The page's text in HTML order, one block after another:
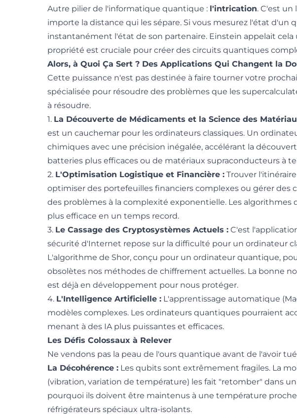
Autre pilier de l'informatique quantique : l'intrication. C'est
importe la distance qui les sépare. Si vous mesurez l'état d'un
instantanément l'état de son partenaire. Einstein appelait
propriété est cruciale pour créer des circuits quantiques
Alors, à Quoi Ça Sert ? Des Applications Qui Changent la
Cette puissance n'est pas destinée à faire tourner votre
spécialisée pour résoudre des problèmes que les
à résoudre.
1. La Découverte de Médicaments et la Science des
est un cauchemar pour les ordinateurs classiques. Un
chimiques avec une précision inégalée, accélérant la
batteries plus efficaces ou de matériaux supraconducteurs à
2. L'Optimisation Logistique et Financière : Trouver
optimiser des portefeuilles financiers complexes ou gérer
des problèmes à la complexité exponentielle. Les
plus efficace en un temps record.
3. Le Cassage des Cryptosystèmes Actuels : C'est
sécurité d'Internet repose sur la difficulté pour un ordinateur
L'algorithme de Shor, conçu pour un ordinateur quantique,
obsolètes nos méthodes de chiffrement actuelles. La bonne
est déjà en développement pour nous protéger.
4. L'Intelligence Artificielle : L'apprentissage automatique
modèles complexes. Les ordinateurs quantiques pourraient
menant à des IA plus puissantes et efficaces.
Les Défis Colossaux à Relever
Ne vendons pas la peau de l'ours quantique avant de l'avoir
La Décohérence : Les qubits sont extrêmement fragiles. La
(vibration, variation de température) les fait "retomber" dans
pourquoi ils doivent être maintenus à une température
réfrigérateurs spéciaux ultra-isolants.